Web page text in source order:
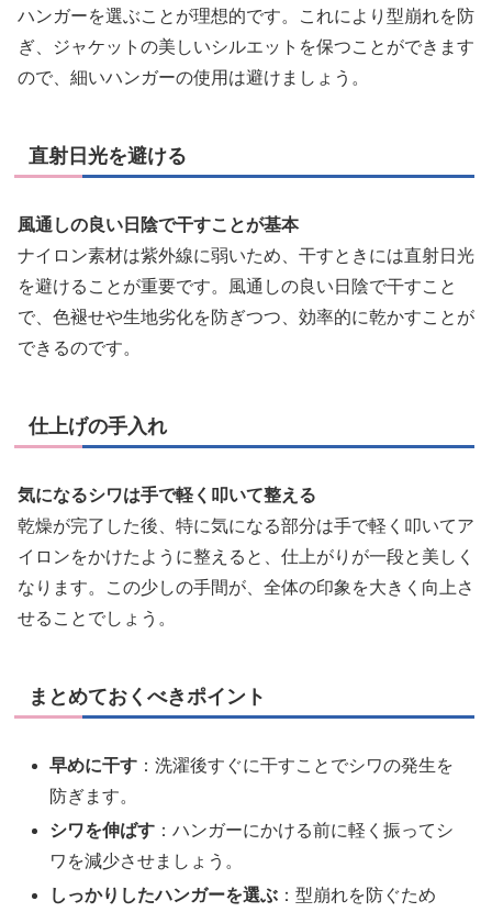
ハンガーを選ぶことが理想的です。これにより型崩れを防
ぎ、ジャケットの美しいシルエットを保つことができます
ので、細いハンガーの使用は避けましょう。
直射日光を避ける
風通しの良い日陰で干すことが基本
ナイロン素材は紫外線に弱いため、干すときには直射日光
を避けることが重要です。風通しの良い日陰で干すこと
で、色褪せや生地劣化を防ぎつつ、効率的に乾かすことが
できるのです。
仕上げの手入れ
気になるシワは手で軽く叩いて整える
乾燥が完了した後、特に気になる部分は手で軽く叩いてア
イロンをかけたように整えると、仕上がりが一段と美しく
なります。この少しの手間が、全体の印象を大きく向上さ
せることでしょう。
まとめておくべきポイント
早めに干す ：洗濯後すぐに干すことでシワの発生を
防ぎます。
シワを伸ばす ：ハンガーにかける前に軽く振ってシ
ワを減少させましょう。
しっかりしたハンガーを選ぶ ：型崩れを防ぐため